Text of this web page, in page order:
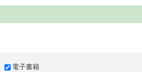
電子書籍